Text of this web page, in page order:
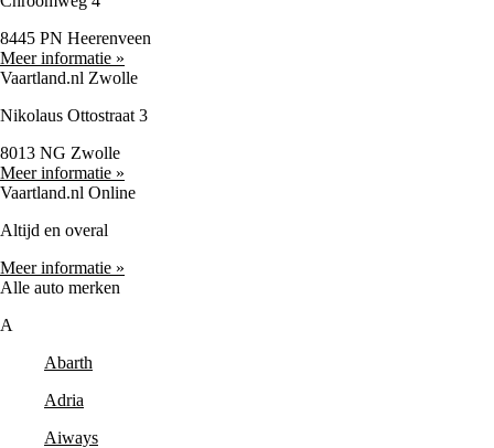
8445 PN Heerenveen
Meer informatie »
Vaartland.nl Zwolle
Nikolaus Ottostraat 3
8013 NG Zwolle
Meer informatie »
Vaartland.nl Online
Altijd en overal
Meer informatie »
Alle auto merken
A
Abarth
Adria
Aiways